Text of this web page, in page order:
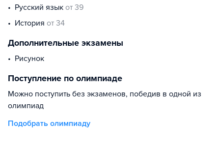
русский язык от 39
история от 34
Дополнительные экзамены
рисунок
Поступление по олимпиаде
Можно поступить без экзаменов, победив в одной из
олимпиад
Подобрать олимпиаду